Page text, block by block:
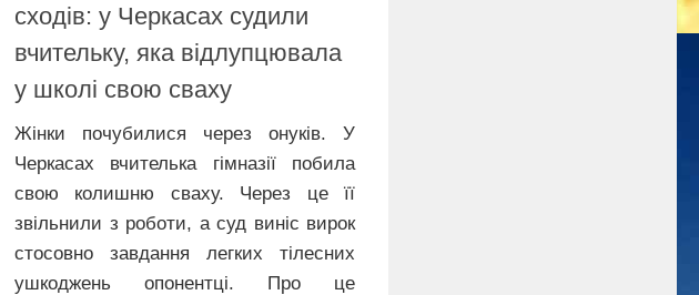
сходів: у Черкасах судили
вчительку, яка відлупцювала
у школі свою сваху
Жінки почубилися через онуків. У
Черкасах вчителька гімназії побила
свою колишню сваху. Через це її
звільнили з роботи, а суд виніс вирок
стосовно завдання легких тілесних
ушкоджень опонентці. Про це